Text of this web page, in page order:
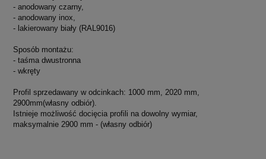
- anodowany czarny,
- anodowany inox,
- lakierowany biały (RAL9016)
Sposób montażu:
- taśma dwustronna
- wkręty
Profil sprzedawany w odcinkach: 1000 mm, 2020 mm,
2900mm(własny odbiór).
Istnieje możliwość docięcia profili na dowolny wymiar,
maksymalnie 2900 mm - (własny odbiór)